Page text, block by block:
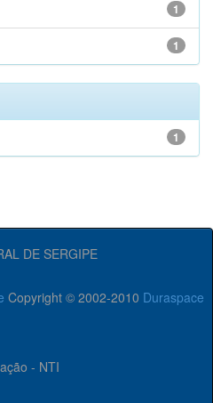
1
1
1
DE SERGIPE
Copyright © 2002-2010 Duraspace
- NTI